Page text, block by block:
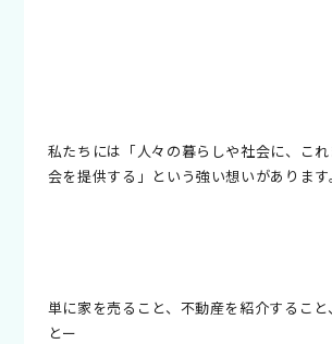
私たちには「人々の暮らしや社会に、こ
会を提供する」という強い想いがあります
単に家を売ること、不動産を紹介するこ
とー